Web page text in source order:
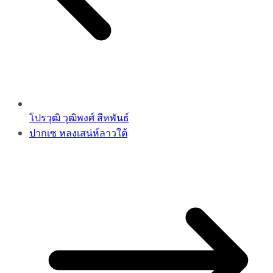
โปรวุฒิ วุฒิพงศ์ สีหพันธ์
ปากเซ หลงเสน่ห์ลาวใต้